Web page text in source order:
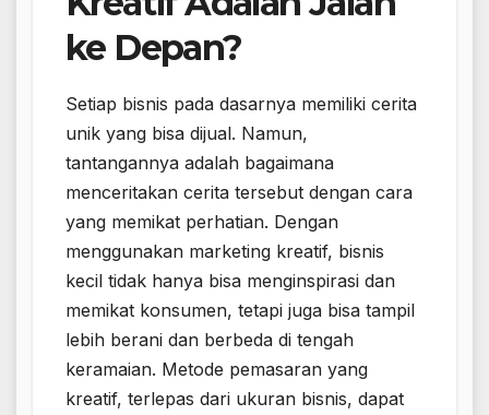
ke Depan?
Setiap bisnis pada dasarnya memiliki cerita
unik yang bisa dijual. Namun,
tantangannya adalah bagaimana
menceritakan cerita tersebut dengan cara
yang memikat perhatian. Dengan
menggunakan marketing kreatif, bisnis
kecil tidak hanya bisa menginspirasi dan
memikat konsumen, tetapi juga bisa tampil
lebih berani dan berbeda di tengah
keramaian. Metode pemasaran yang
kreatif, terlepas dari ukuran bisnis, dapat